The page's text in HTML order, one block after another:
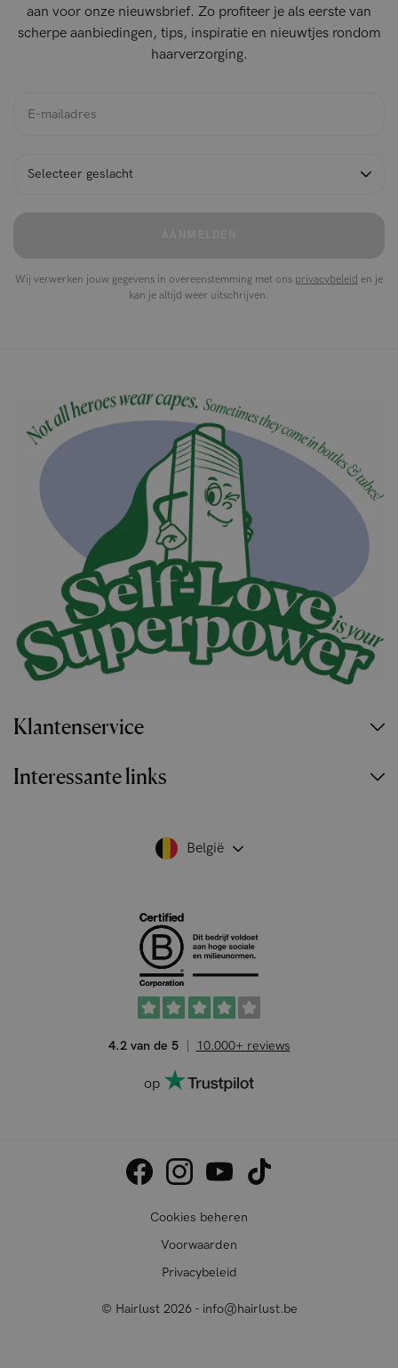
aan voor onze nieuwsbrief. Zo profiteer je als eerste van
scherpe aanbiedingen, tips, inspiratie en nieuwtjes rondom
haarverzorging.
Wij verwerken jouw gegevens in overeenstemming met ons privacybeleid en je
kan je altijd weer uitschrijven.
Klantenservice
Interessante links
België
4.2 van de 5 10.000+ reviews
op
© Hairlust 2026 - info@hairlust.be
Cookies beheren
Voorwaarden
Privacybeleid